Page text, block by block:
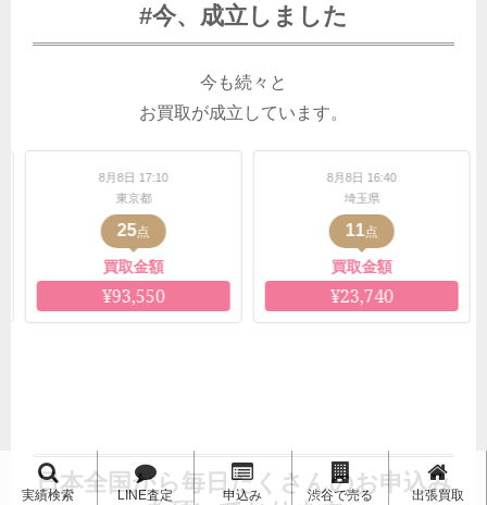
#今、成立しました
今も続々と
お買取が成立しています。
日本全国から毎日たくさんのお申込み
実績検索 LINE査定 申込み 渋谷で売る 出張買取